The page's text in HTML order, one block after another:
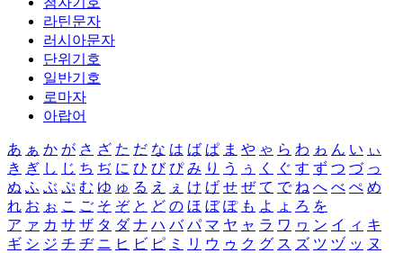
라틴문자
러시아문자
단위기호
일반기호
로마자
아랍어
あ ぁ か が さ ざ た だ な は ば ぱ ま や ゃ ら わ ゎ ん い ぃ
き ぎ し じ ち ぢ に ひ び ぴ み り う ぅ く ぐ す ず つ づ っ
ぬ ふ ぶ ぷ む ゆ ゅ る え ぇ け げ せ ぜ て で ね へ べ ぺ め
れ お ぉ こ ご そ ぞ と ど の ほ ぼ ぽ も よ ょ ろ を
ア ァ カ サ ザ タ ダ ナ ハ バ パ マ ヤ ャ ラ ワ ヮ ン イ ィ キ
ギ シ ジ チ ヂ ニ ヒ ビ ピ ミ リ ウ ゥ ク グ ス ズ ツ ヅ ッ ヌ